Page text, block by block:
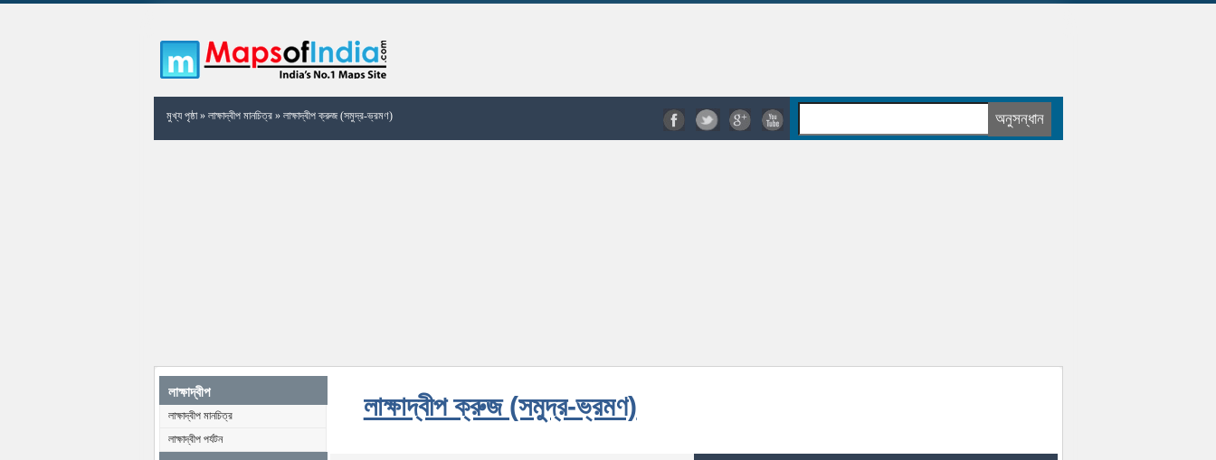
মুখ্য পৃষ্ঠা» লাক্ষাদ্বীপ মানচিত্র» লাক্ষাদ্বীপ ক্রুজ (সমুদ্র-ভ্রমণ)
লাক্ষাদ্বীপ
লাক্ষাদ্বীপ মানচিত্র
লাক্ষাদ্বীপ পর্যটন
লাক্ষাদ্বীপ ক্রুজ (সমুদ্র-ভ্রমণ)